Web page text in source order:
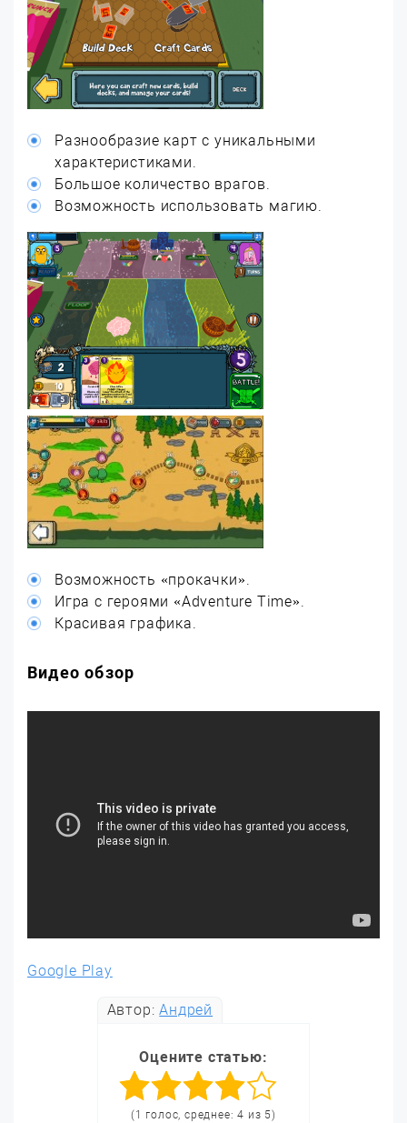
Разнообразие карт с уникальными
характеристиками.
Большое количество врагов.
Возможность использовать магию.
Возможность «прокачки».
Игра с героями «Adventure Time».
Красивая графика.
Видео обзор
Google Play
Автор:Андрей
Оцените статью:
(1 голос, среднее: 4 из 5)